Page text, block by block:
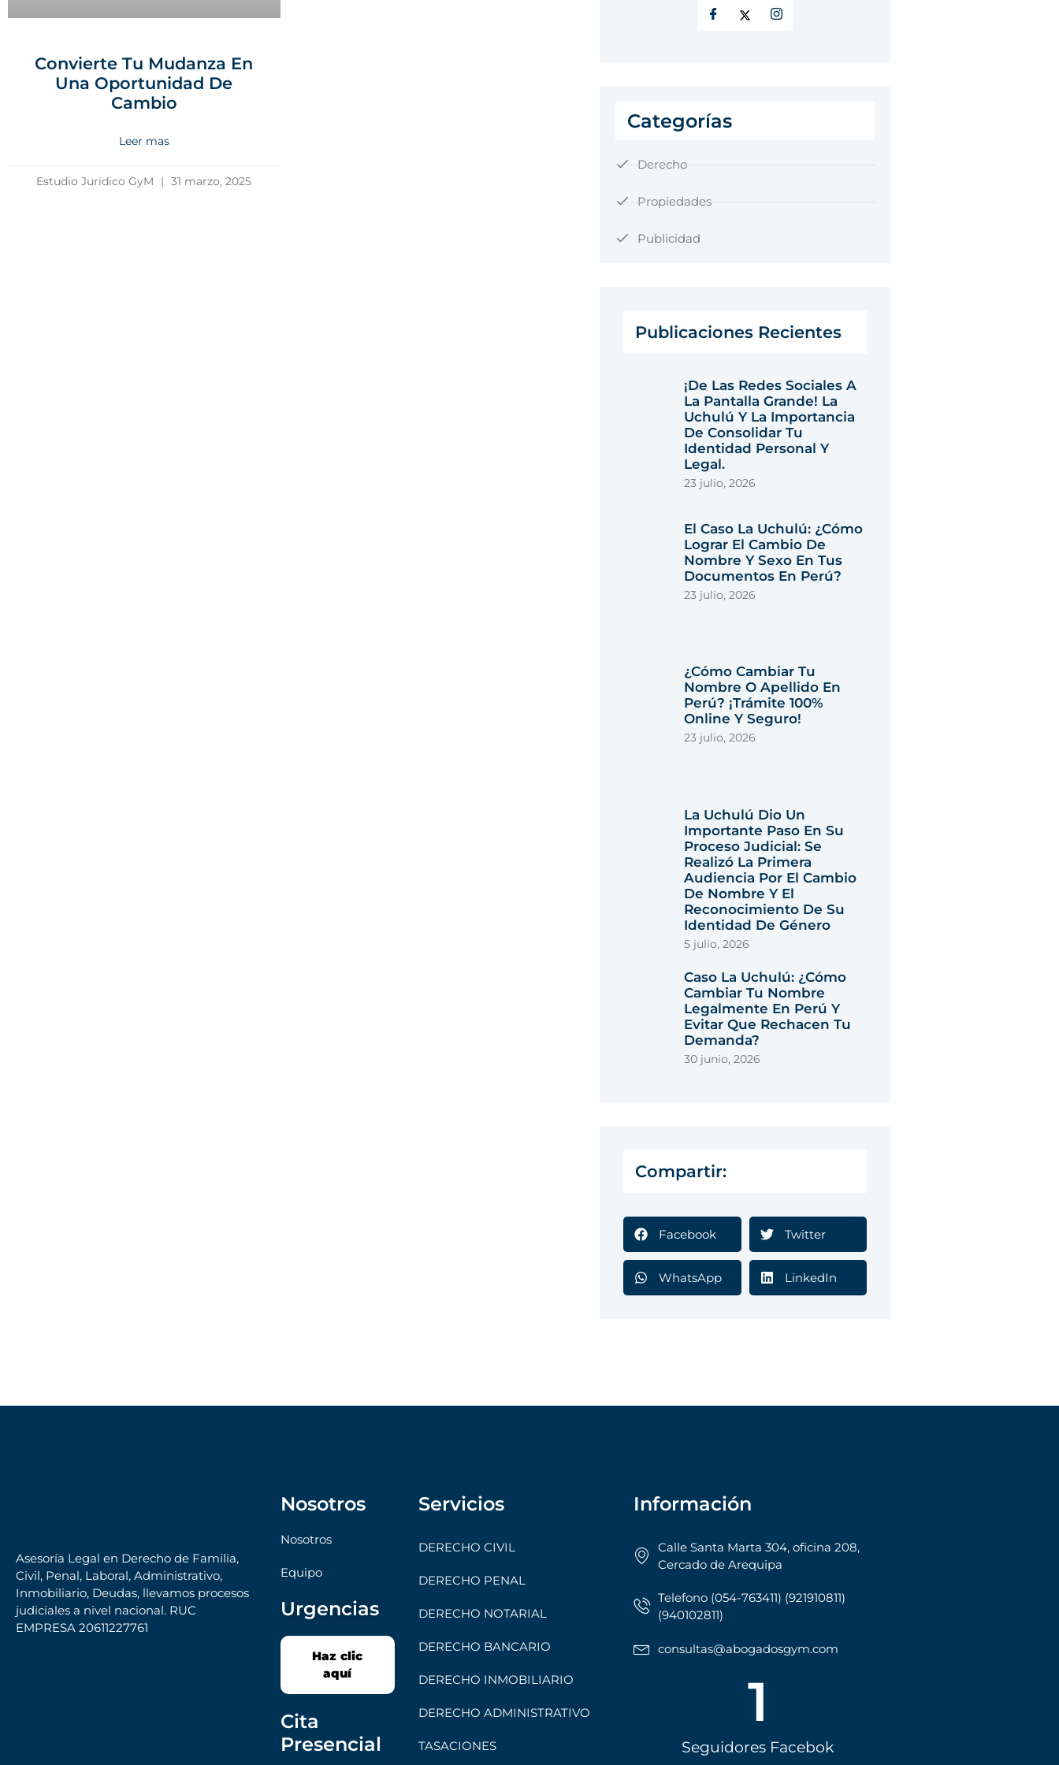
Convierte Tu Mudanza En
Una Oportunidad De
Cambio
Leer mas
Estudio Juridico GyM 31 marzo, 2025
Categorías
Derecho
Propiedades
Publicidad
Publicaciones Recientes
¡De Las Redes Sociales A
La Pantalla Grande! La
Uchulú Y La Importancia
De Consolidar Tu
Identidad Personal Y
Legal.
23 julio, 2026
El Caso La Uchulú: ¿Cómo
Lograr El Cambio De
Nombre Y Sexo En Tus
Documentos En Perú?
23 julio, 2026
¿Cómo Cambiar Tu
Nombre O Apellido En
Perú? ¡Trámite 100%
Online Y Seguro!
23 julio, 2026
La Uchulú Dio Un
Importante Paso En Su
Proceso Judicial: Se
Realizó La Primera
Audiencia Por El Cambio
De Nombre Y El
Reconocimiento De Su
Identidad De Género
5 julio, 2026
Caso La Uchulú: ¿cómo
Cambiar Tu Nombre
Legalmente En Perú Y
Evitar Que Rechacen Tu
Demanda?
30 junio, 2026
Compartir:
Facebook Twitter
WhatsApp LinkedIn
Asesoría Legal en Derecho de Familia,
Civil, Penal, Laboral, Administrativo,
Inmobiliario, Deudas, llevamos procesos
judiciales a nivel nacional. RUC
EMPRESA 20611227761
Nosotros
Nosotros
Equipo
Urgencias
Haz clic
aquí
Cita
Presencial
Servicios
DERECHO CIVIL
DERECHO PENAL
DERECHO NOTARIAL
DERECHO BANCARIO
DERECHO INMOBILIARIO
DERECHO ADMINISTRATIVO
TASACIONES
Información
Calle Santa Marta 304, oficina 208,
Cercado de Arequipa
Telefono (054-763411) (921910811)
(940102811)
consultas@abogadosgym.com
Seguidores Facebok
1